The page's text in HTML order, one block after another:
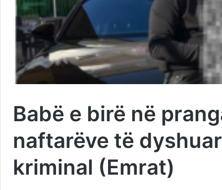
Babë e birë në
naftarëve të
kriminal (Emrat)